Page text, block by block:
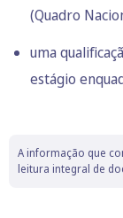
(Quadro
uma
estágio
A informação que
leitura integral de